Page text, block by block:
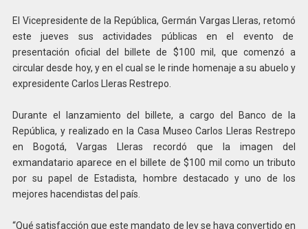
El Vicepresidente de la República, Germán Vargas Lleras, retomó
este jueves sus actividades públicas en el evento de
presentación oficial del billete de $100 mil, que comenzó a
circular desde hoy, y en el cual se le rinde homenaje a su abuelo y
expresidente Carlos Lleras Restrepo.
Durante el lanzamiento del billete, a cargo del Banco de la
República, y realizado en la Casa Museo Carlos Lleras Restrepo
en Bogotá, Vargas Lleras recordó que la imagen del
exmandatario aparece en el billete de $100 mil como un tributo
por su papel de Estadista, hombre destacado y uno de los
mejores hacendistas del país.
“Qué satisfacción que este mandato de ley se haya convertido en